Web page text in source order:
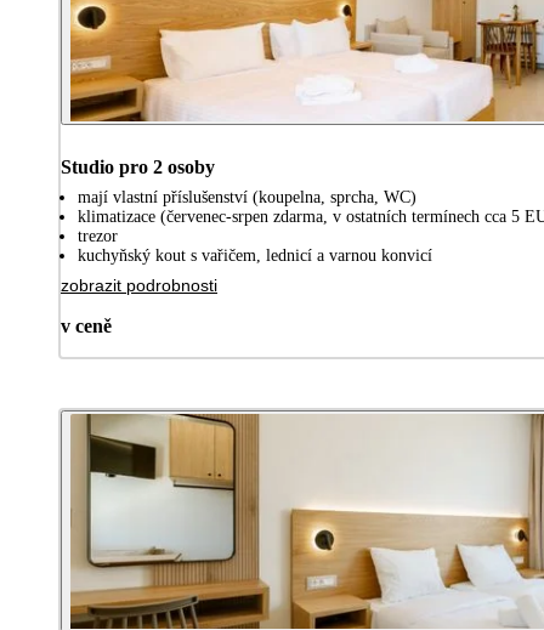
Studio pro 2 osoby
mají vlastní příslušenství (koupelna, sprcha, WC)
klimatizace (červenec-srpen zdarma, v ostatních termínech cca 5
trezor
kuchyňský kout s vařičem, lednicí a varnou konvicí
zobrazit podrobnosti
v ceně